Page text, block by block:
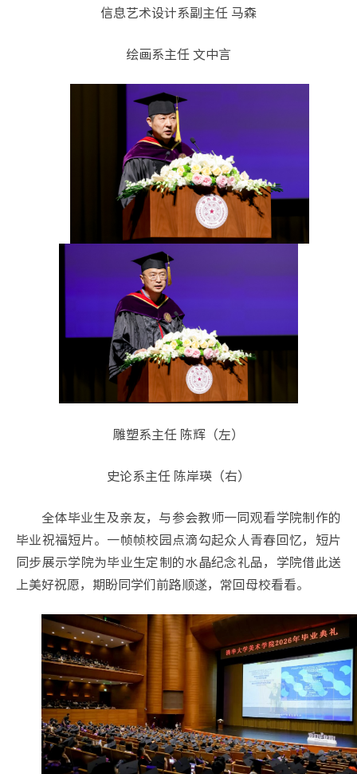
信息艺术设计系副主任 马森
绘画系主任 文中言
雕塑系主任 陈辉（左）
史论系主任 陈岸瑛（右）
全体毕业生及亲友，与参会教师一同观看学院制作的
毕业祝福短片。一帧帧校园点滴勾起众人青春回忆，短片
同步展示学院为毕业生定制的水晶纪念礼品，学院借此送
上美好祝愿，期盼同学们前路顺遂，常回母校看看。